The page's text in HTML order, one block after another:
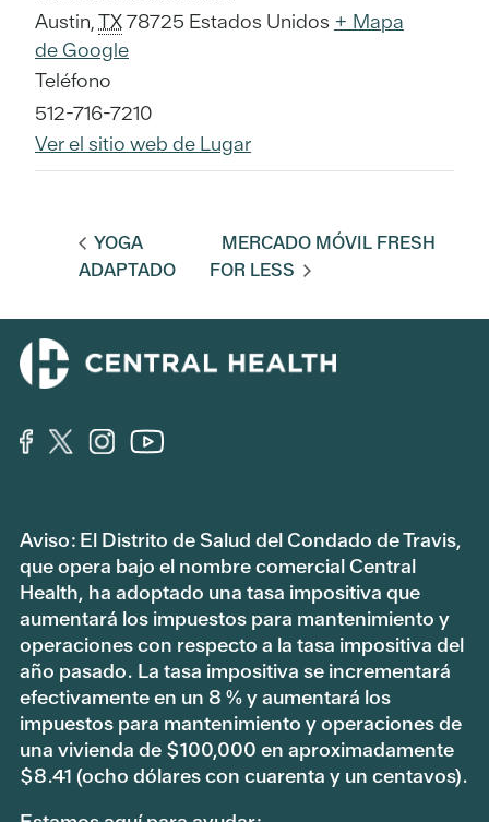
Austin,TX78725 Estados Unidos + Mapa
de Google
Teléfono
512-716-7210
Ver el sitio web de Lugar
YOGA
ADAPTADO
MERCADO MÓVIL FRESH
FOR LESS
Aviso: El Distrito de Salud del Condado de Travis,
que opera bajo el nombre comercial Central
Health, ha adoptado una tasa impositiva que
aumentará los impuestos para mantenimiento y
operaciones con respecto a la tasa impositiva del
año pasado. La tasa impositiva se incrementará
efectivamente en un 8 % y aumentará los
impuestos para mantenimiento y operaciones de
una vivienda de $100,000 en aproximadamente
$8.41 (ocho dólares con cuarenta y un centavos).